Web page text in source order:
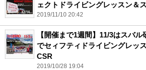
ェクトドライビングレッスン＆
2019/11/10 20:42
【開催まで1週間】11/3はスバ
でセィフティドライビングレッ
CSR
2019/10/28 19:04